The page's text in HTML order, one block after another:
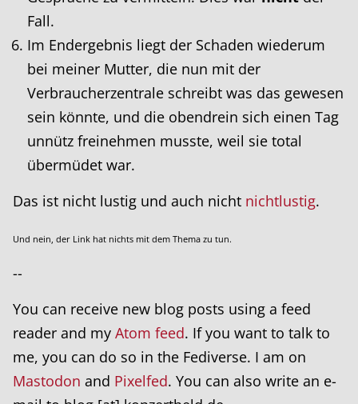
Fall.
Im Endergebnis liegt der Schaden wiederum
bei meiner Mutter, die nun mit der
Verbraucherzentrale schreibt was das gewesen
sein könnte, und die obendrein sich einen Tag
unnütz freinehmen musste, weil sie total
übermüdet war.
Das ist nicht lustig und auch nicht nichtlustig.
Und nein, der Link hat nichts mit dem Thema zu tun.
--
You can receive new blog posts using a feed
reader and my Atom feed. If you want to talk to
me, you can do so in the Fediverse. I am on
Mastodon and Pixelfed. You can also write an e-